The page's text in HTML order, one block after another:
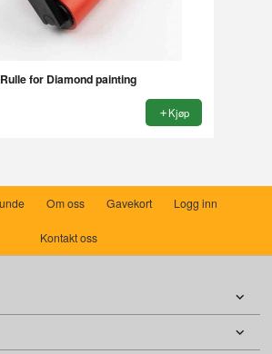
Rulle for Diamond painting
Kjøp
Om oss Gavekort Logg inn
Kontakt oss